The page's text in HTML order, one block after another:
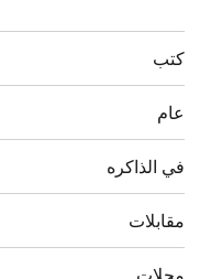
كتب
عام
في الذاكره
مقابلات
مجلات